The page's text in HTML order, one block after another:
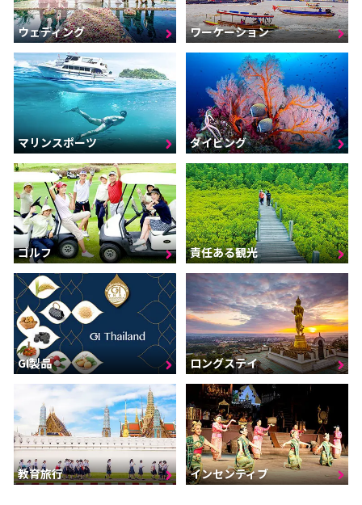
ウェディング ワーケーション
マリンスポーツ ダイビング
ゴルフ 責任ある観光
GI製品 ロングステイ
教育旅行 インセンティブ